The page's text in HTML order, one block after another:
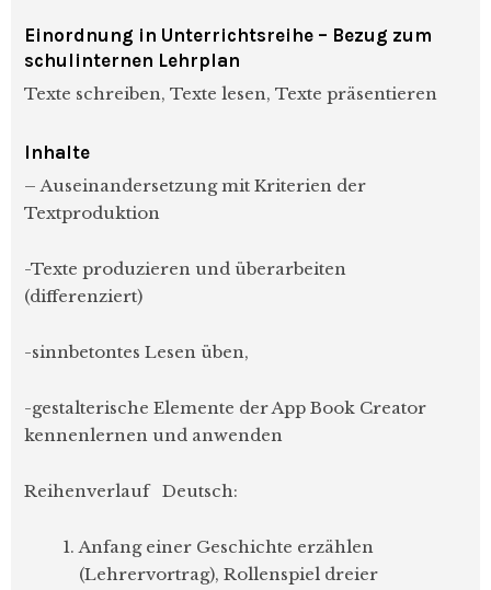
Einordnung in Unterrichtsreihe – Bezug zum
schulinternen Lehrplan
Texte schreiben, Texte lesen, Texte präsentieren
Inhalte
– Auseinandersetzung mit Kriterien der
Textproduktion
-Texte produzieren und überarbeiten
(differenziert)
-sinnbetontes Lesen üben,
-gestalterische Elemente der App Book Creator
kennenlernen und anwenden
Reihenverlauf Deutsch:
Anfang einer Geschichte erzählen
(Lehrervortrag), Rollenspiel dreier